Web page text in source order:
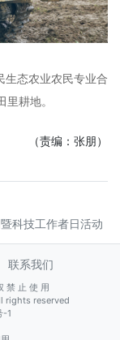
生态农业农民专业合
耕地。
（责编：张朋）
科技工作者日活动
联系我们
禁 止 使 用
rights reserved
-1